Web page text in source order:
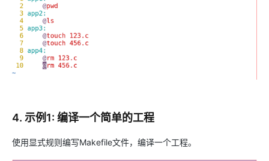
4. 示例1: 编译一个简单的工程
使用显式规则编写Makefile文件，编译一个工程。